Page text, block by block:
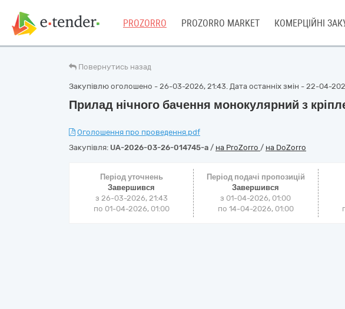
PROZORRO PROZORRO MARKET КОМЕРЦІЙНІ
Повернутись назад
Закупівлю оголошено - 26-03-2026, 21:43. Дата останніх змін - 22-04-
Прилад нічного бачення монокулярний з
Оголошення про проведення.pdf
Закупівля: UA-2026-03-26-014745-a / на ProZorro / на DoZorro
Період уточнень
Завершився
з 26-03-2026, 21:43
по 01-04-2026, 01:00
Період подачі пропозицій
Завершився
з 01-04-2026, 01:00
по 14-04-2026, 01:00